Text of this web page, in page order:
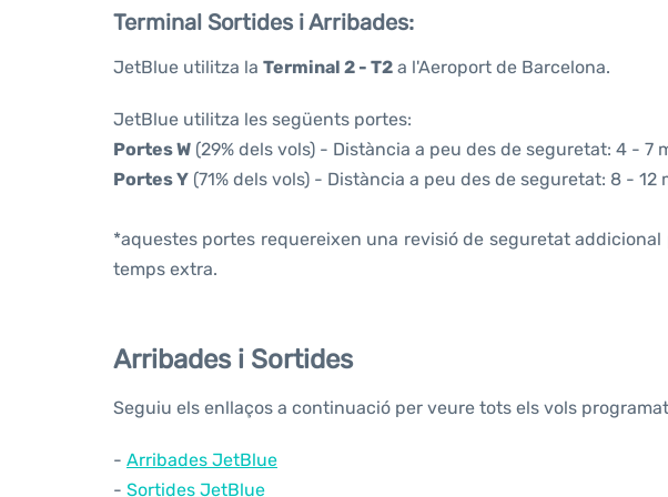
Terminal Sortides i Arribades:
JetBlue utilitza la Terminal 2 - T2 a l'Aeroport de Barcelona.
JetBlue utilitza les següents portes:
Portes W (29% dels vols) - Distància a peu des de seguretat: 4 - 7
Portes Y (71% dels vols) - Distància a peu des de seguretat: 8 -
*aquestes portes requereixen una revisió de seguretat
temps extra.
Arribades i Sortides
Seguiu els enllaços a continuació per veure tots els vols
- Arribades JetBlue
- Sortides JetBlue